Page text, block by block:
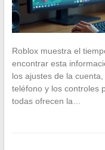
Roblox muestra el
encontrar esta
los ajustes de la
teléfono y los controles
todas ofrecen la…